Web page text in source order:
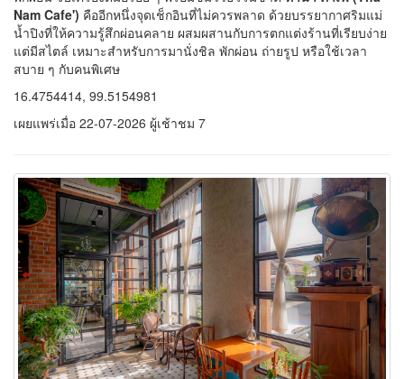
Boost Up Café x Co-Working Space กำแพงเพชร
สำหรับใครที่กำลังมองหาคาเฟ่ในจังหวัดกำแพงเพชรที่สามารถนั่งพัก
ผ่อน จิบเครื่องดื่มอร่อย ๆ หรือเปลี่ยนบรรยากาศมานั่งทำงานได้อย่าง
ลงตัวBoost Up Café x Co-Working Spaceคืออีกหนึ่งจุดเช็กอินที่
ตอบโจทย์คนยุคใหม่ ด้วยการผสมผสานระหว่างคาเฟ่และพื้นที่ทำงาน
ไว้ในที่เดียว ภายในร้านมีบรรยากาศอบอุ่น เป็นกันเอง และให้ความ
รู้สึกสบายเหมือนพื้นที่ส่วนตัว เหมาะสำหรับทุกช่วงเวลา ไม่ว่าจะมานั่ง
ชิล ทำงาน อ่านหนังสือ หรือพบปะพูดคุยกับเพื่อน ๆ
16.4754414, 99.5154981